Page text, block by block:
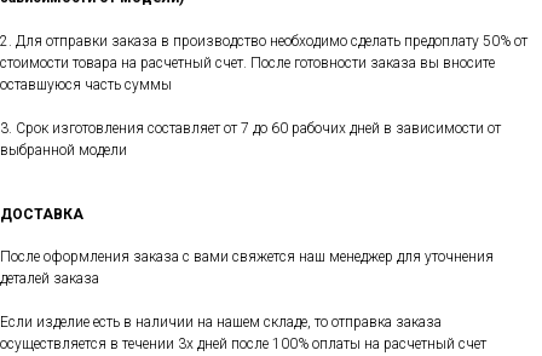
2. Для отправки заказа в производство необходимо сделать предоплату 50% от
стоимости товара на расчетный счет. После готовности заказа вы вносите
оставшуюся часть суммы
3. Срок изготовления составляет от 7 до 60 рабочих дней в зависимости от
выбранной модели
ДОСТАВКА
После оформления заказа с вами свяжется наш менеджер для уточнения
деталей заказа
Если изделие есть в наличии на нашем складе, то отправка заказа
осуществляется в течении 3х дней после 100% оплаты на расчетный счет